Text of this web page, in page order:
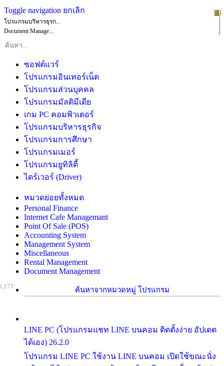
Toggle navigation ยกเลิก
โปรแกรมบริหารธุรก...
Document Manage...
ซอฟต์แวร์
โปรแกรมอินเทอร์เน็ต
โปรแกรมส่วนบุคคล
โปรแกรมมัลติมีเดีย
เกม PC คอมพิวเตอร์
โปรแกรมบริหารธุรกิจ
โปรแกรมการศึกษา
โปรแกรมเมอร์
โปรแกรมยูทิลิตี้
ไดร์เวอร์ (Driver)
หมวดย่อยทั้งหมด
Personal Finance
Internet Cafe Managemant
Point Of Sale (POS)
Accounting System
Management System
Miscellaneous
Rental Management
Document Management
ค้นหาจากหมวดหมู่ โปรแกรม
LINE PC (โปรแกรมแชท LINE บนคอม ติดตั้งง่าย อัปเดต
ได้เอง) 26.2.0
โปรแกรม LINE PC ใช้งาน LINE บนคอม เปิดใช้ขณะนั่ง
1
2
3
4
5
6
7
8
9
10